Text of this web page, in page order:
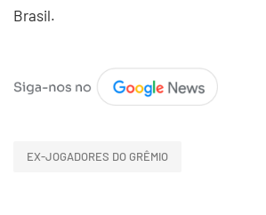
Brasil.
EX-JOGADORES DO GRÊMIO